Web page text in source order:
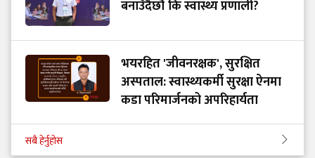
बनाउँदैछौँ कि स्वास्थ्य प्रणाली?
भयरहित 'जीवनरक्षक', सुरक्षित
अस्पताल: स्वास्थ्यकर्मी सुरक्षा ऐनमा
कडा परिमार्जनको अपरिहार्यता
सबै हेर्नुहोस